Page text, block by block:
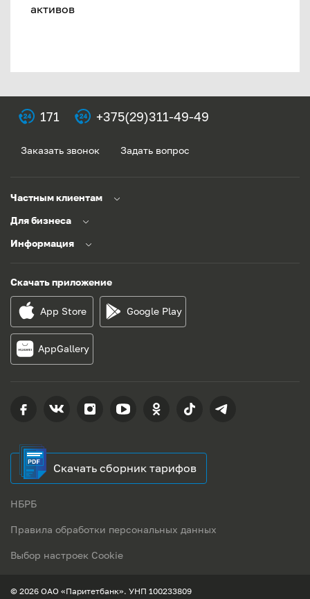
активов
171 +375(29)311-49-49
Заказать звонок Задать вопрос
Частным клиентам
Для бизнеса
Информация
Скачать приложение
App Store Google Play
AppGallery
Скачать сборник тарифов
НБРБ
Правила обработки персональных данных
Выбор настроек Cookie
© 2026 ОАО «Паритетбанк». УНП 100233809